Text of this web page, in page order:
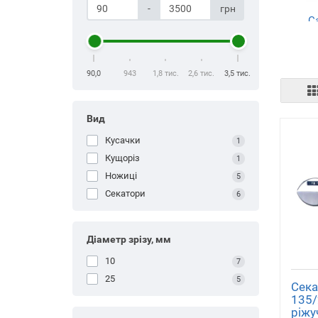
- грн
90,0 943 1,8 тис. 2,6 тис. 3,5 тис.
Вид
Кусачки 1
Кущоріз 1
Ножиці 5
Секатори 6
Діаметр зрізу, мм
10 7
25 5